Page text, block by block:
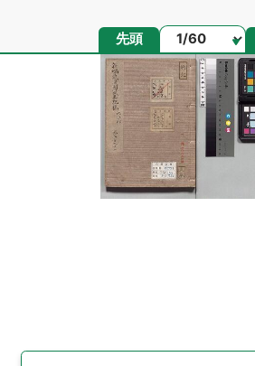
先頭 ページ